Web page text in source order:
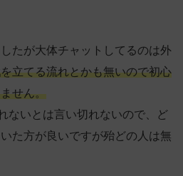
たが大体チャットしてるのは外
立てる流れとかも無いので初心
せん。
ないとは言い切れないので、ど
た方が良いですが殆どの人は無